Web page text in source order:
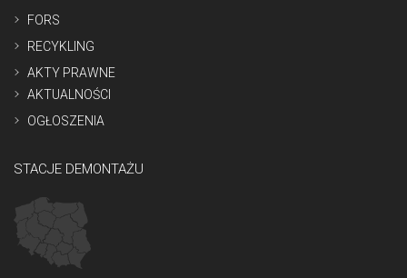
FORS
RECYKLING
AKTY PRAWNE
AKTUALNOŚCI
OGŁOSZENIA
STACJE DEMONTAŻU